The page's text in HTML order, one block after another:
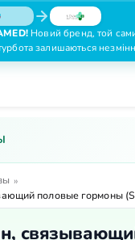
Новий бренд, той
залишаються
»
половые гормоны